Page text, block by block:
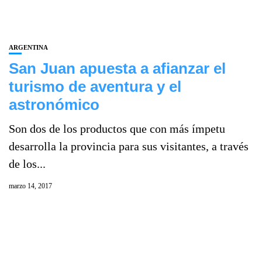
ARGENTINA
San Juan apuesta a afianzar el
turismo de aventura y el
astronómico
Son dos de los productos que con más ímpetu
desarrolla la provincia para sus visitantes, a través
de los...
marzo 14, 2017